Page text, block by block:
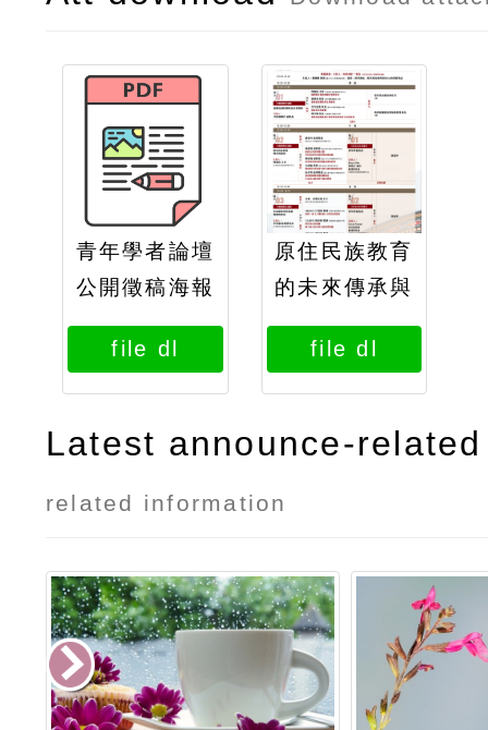
青年學者論壇
公開徵稿海報
徵稿說明及投
稿申請表
file dl
原住民族教育
的未來傳承與
創新
file dl
Latest announce-
related information